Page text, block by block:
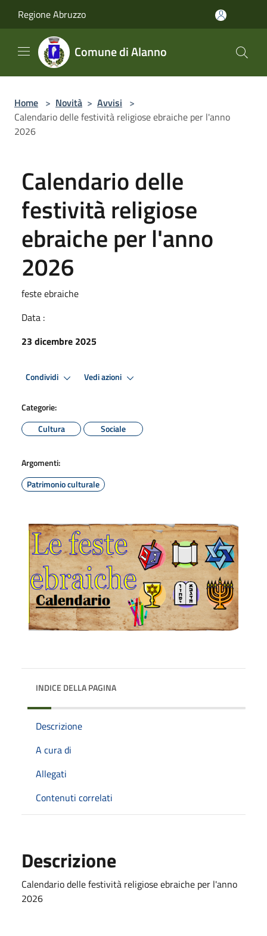
Regione Abruzzo
Comune di Alanno
Home > Novità > Avvisi >
Calendario delle festività religiose ebraiche per l'anno
2026
Calendario delle
festività religiose
ebraiche per l'anno
2026
feste ebraiche
Data :
23 dicembre 2025
Condividi Vedi azioni
Categorie:
Cultura
Sociale
Argomenti:
Patrimonio culturale
INDICE DELLA PAGINA
Descrizione
A cura di
Allegati
Contenuti correlati
Descrizione
Calendario delle festività religiose ebraiche per l'anno
2026